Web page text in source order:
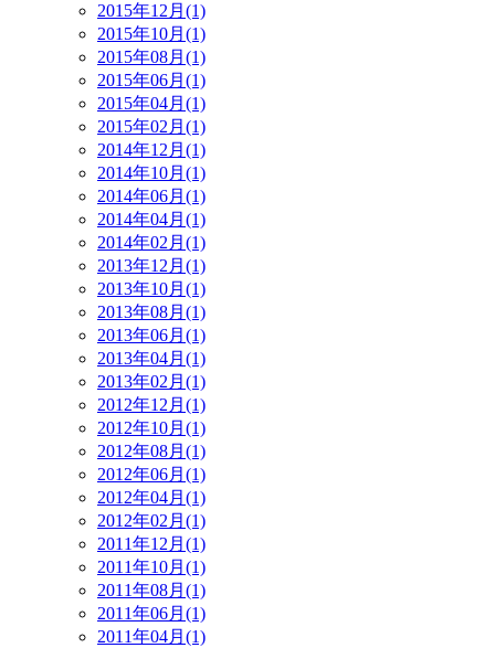
2015年12月(1)
2015年10月(1)
2015年08月(1)
2015年06月(1)
2015年04月(1)
2015年02月(1)
2014年12月(1)
2014年10月(1)
2014年06月(1)
2014年04月(1)
2014年02月(1)
2013年12月(1)
2013年10月(1)
2013年08月(1)
2013年06月(1)
2013年04月(1)
2013年02月(1)
2012年12月(1)
2012年10月(1)
2012年08月(1)
2012年06月(1)
2012年04月(1)
2012年02月(1)
2011年12月(1)
2011年10月(1)
2011年08月(1)
2011年06月(1)
2011年04月(1)